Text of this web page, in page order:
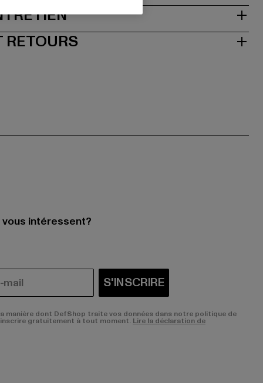
RETOURS
intéressent?
S'INSCRIRE
manière dont DefShop traite vos données dans notre politique de
gratuitement à tout moment. Lire la déclaration de